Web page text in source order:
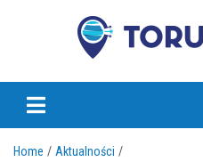
Home
Aktualności